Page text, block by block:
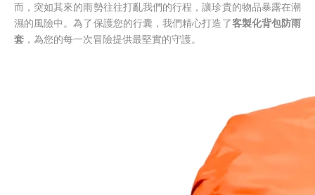
而，突如其來的雨勢往往打亂我們的行程，讓珍貴的物品暴露在潮
濕的風險中。為了保護您的行囊，我們精心打造了客製化背包防雨
套 ，為您的每一次冒險提供最堅實的守護。